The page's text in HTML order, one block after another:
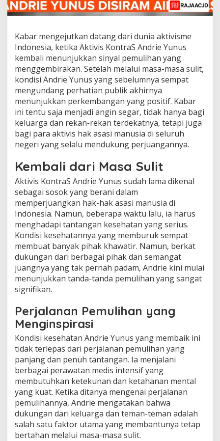
Kabar mengejutkan datang dari dunia aktivisme
Indonesia, ketika Aktivis KontraS Andrie Yunus
kembali menunjukkan sinyal pemulihan yang
menggembirakan. Setelah melalui masa-masa sulit,
kondisi Andrie Yunus yang sebelumnya sempat
mengundang perhatian publik akhirnya
menunjukkan perkembangan yang positif. Kabar
ini tentu saja menjadi angin segar, tidak hanya bagi
keluarga dan rekan-rekan terdekatnya, tetapi juga
bagi para aktivis hak asasi manusia di seluruh
negeri yang selalu mendukung perjuangannya.
Kembali dari Masa Sulit
Aktivis KontraS Andrie Yunus sudah lama dikenal
sebagai sosok yang berani dalam
memperjuangkan hak-hak asasi manusia di
Indonesia. Namun, beberapa waktu lalu, ia harus
menghadapi tantangan kesehatan yang serius.
Kondisi kesehatannya yang memburuk sempat
membuat banyak pihak khawatir. Namun, berkat
dukungan dari berbagai pihak dan semangat
juangnya yang tak pernah padam, Andrie kini mulai
menunjukkan tanda-tanda pemulihan yang sangat
signifikan.
Perjalanan Pemulihan yang
Menginspirasi
Kondisi kesehatan Andrie Yunus yang membaik ini
tidak terlepas dari perjalanan pemulihan yang
panjang dan penuh tantangan. Ia menjalani
berbagai perawatan medis intensif yang
membutuhkan ketekunan dan ketahanan mental
yang kuat. Ketika ditanya mengenai perjalanan
pemulihannya, Andrie mengatakan bahwa
dukungan dari keluarga dan teman-teman adalah
salah satu faktor utama yang membantunya tetap
bertahan melalui masa-masa sulit.